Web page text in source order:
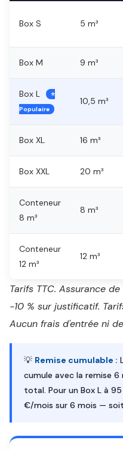
Box S 5 m³
Box M 9 m³
Box L
⭐
Populaire
10,5 m³
Box XL 16 m³
Box XXL 20 m³
Conteneur
8 m³
8 m³
Conteneur
12 m³
12 m³
Tarifs TTC. Assurance
-10 % sur justificatif.
Aucun frais d'entrée ni
💡 Remise cumulable :
cumule avec la remise
total. Pour un Box L à
€/mois sur 6 mois —